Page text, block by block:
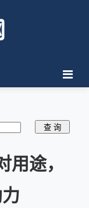
途，